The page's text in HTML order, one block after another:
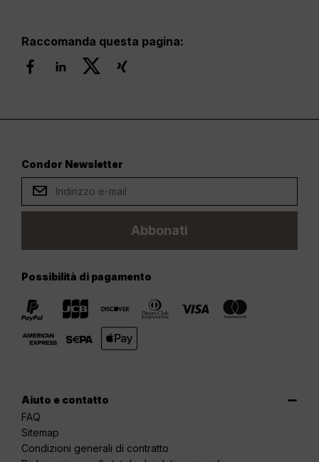
Raccomanda questa pagina:
Condor Newsletter
Abbonati
Possibilità di pagamento
Aiuto e contatto
FAQ
Sitemap
Condizioni generali di contratto